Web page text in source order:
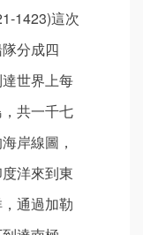
1423)這次
分成四
世界上每
共一千七
岸線圖，
洋來到東
通過加勒